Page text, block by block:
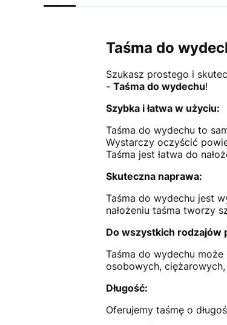
Taśma do
Szukasz prostego i
- Taśma do wydechu!
Szybka i łatwa w użyciu:
Taśma do wydechu to
Wystarczy oczyścić
Taśma jest łatwa do
Skuteczna naprawa:
Taśma do wydechu jest
nałożeniu taśma tworzy
Do wszystkich rodzajów
Taśma do wydechu
osobowych,
Długość:
Oferujemy taśmę o